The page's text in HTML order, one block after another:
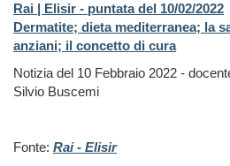
Rai | Elisir - puntata del 10/02/2022
Dermatite; dieta mediterranea; la
anziani; il concetto di cura
Notizia del 10 Febbraio 2022 -
Silvio Buscemi
Fonte: Rai - Elisir